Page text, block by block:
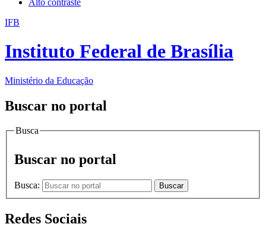
IFB
Instituto Federal de Brasília
Ministério da Educação
Buscar no portal
Busca
Buscar no portal
Busca: Buscar
Redes Sociais